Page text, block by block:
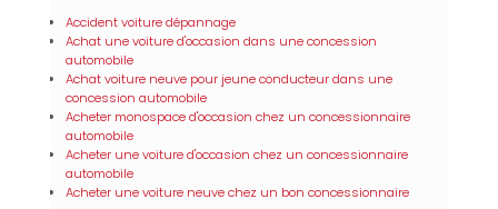
Accident voiture dépannage
Achat une voiture d'occasion dans une concession
automobile
Achat voiture neuve pour jeune conducteur dans une
concession automobile
Acheter monospace d'occasion chez un concessionnaire
automobile
Acheter une voiture d'occasion chez un concessionnaire
automobile
Acheter une voiture neuve chez un bon concessionnaire